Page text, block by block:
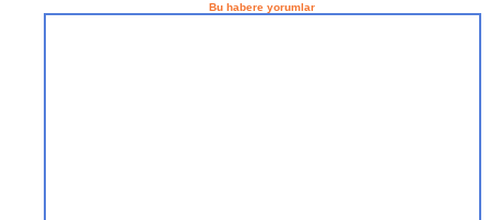
Bu habere yorumlar